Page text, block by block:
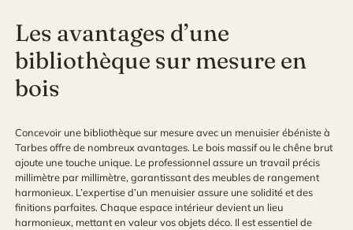
Les avantages d’une
bibliothèque sur mesure en
bois
Concevoir une bibliothèque sur mesure avec un menuisier ébéniste à
Tarbesoffre de nombreux avantages. Le bois massif ou le chêne brut
ajoute une touche unique. Le professionnel assure un travail précis
millimètre par millimètre, garantissant des meubles de rangement
harmonieux. L’expertise d’un menuisier assure une solidité et des
finitions parfaites. Chaque espace intérieur devient un lieu
harmonieux, mettant en valeur vos objets déco. Il est essentiel de